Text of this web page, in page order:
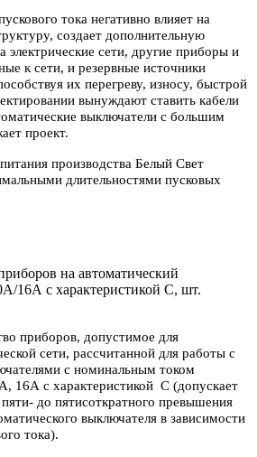
тока негативно влияет на
создает дополнительную
электрические сети, другие приборы и
к сети, и резервные источники
их перегреву, износу, быстрой
вынуждают ставить кабели
выключатели с большим
проект.
производства Белый Свет
длительностями пусковых
на автоматический
16А с характеристикой C, шт.
приборов, допустимое для
сети, рассчитанной для работы с
с номинальным током
16А с характеристикой С (допускает
до пятисоткратного превышения
выключателя в зависимости
тока).